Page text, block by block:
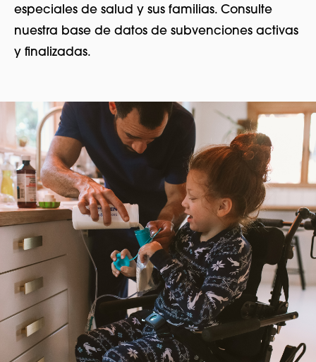
especiales de salud y sus familias. Consulte
nuestra base de datos de subvenciones activas
y finalizadas.